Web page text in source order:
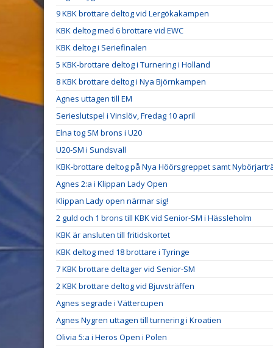
9 KBK brottare deltog vid Lergökakampen
KBK deltog med 6 brottare vid EWC
KBK deltog i Seriefinalen
5 KBK-brottare deltog i Turnering i Holland
8 KBK brottare deltog i Nya Björnkampen
Agnes uttagen till EM
Serieslutspel i Vinslöv, Fredag 10 april
Elna tog SM brons i U20
U20-SM i Sundsvall
KBK-brottare deltog på Nya Höörsgreppet samt
Agnes 2:a i Klippan Lady Open
Klippan Lady open närmar sig!
2 guld och 1 brons till KBK vid Senior-SM i Hässleholm
KBK är ansluten till fritidskortet
KBK deltog med 18 brottare i Tyringe
7 KBK brottare deltager vid Senior-SM
2 KBK brottare deltog vid Bjuvsträffen
Agnes segrade i Vättercupen
Agnes Nygren uttagen till turnering i Kroatien
Olivia 5:a i Heros Open i Polen